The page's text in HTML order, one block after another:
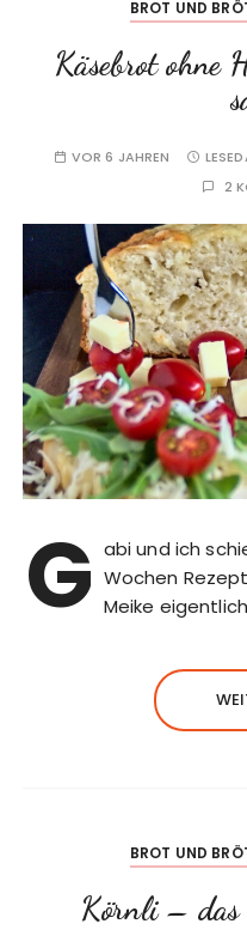
BROT UND
Käsebrot ohne
VOR 6 JAHREN
2
G abi und ich
Wochen
Meike
BROT UND
Körnli – das